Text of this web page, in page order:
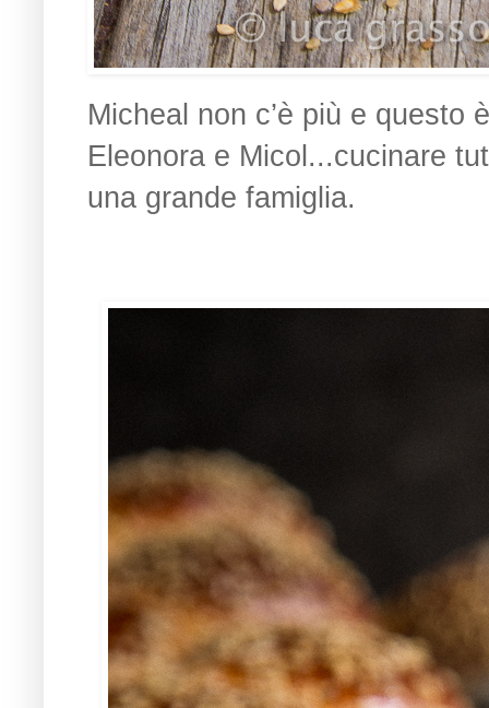
Micheal non c’è più e questo
Eleonora e Micol...cucinare
una grande famiglia.